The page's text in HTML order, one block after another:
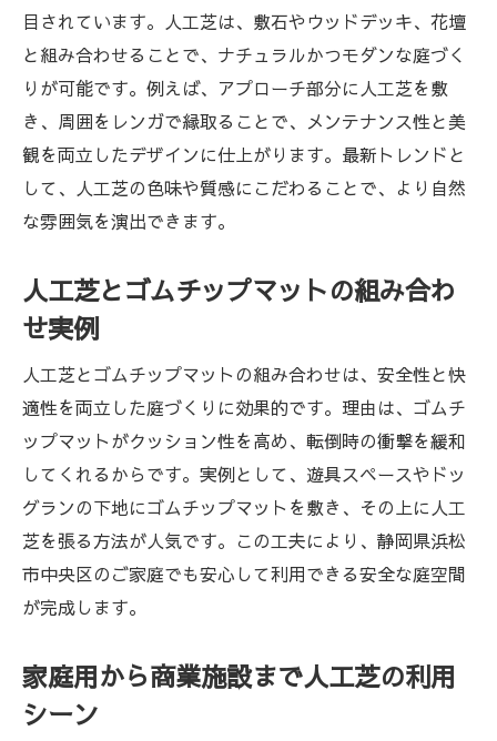
目されています。人工芝は、敷石やウッドデッキ、花壇
と組み合わせることで、ナチュラルかつモダンな庭づく
りが可能です。例えば、アプローチ部分に人工芝を敷
き、周囲をレンガで縁取ることで、メンテナンス性と美
観を両立したデザインに仕上がります。最新トレンドと
して、人工芝の色味や質感にこだわることで、より自然
な雰囲気を演出できます。
人工芝とゴムチップマットの組み合わ
せ実例
人工芝とゴムチップマットの組み合わせは、安全性と快
適性を両立した庭づくりに効果的です。理由は、ゴムチ
ップマットがクッション性を高め、転倒時の衝撃を緩和
してくれるからです。実例として、遊具スペースやドッ
グランの下地にゴムチップマットを敷き、その上に人工
芝を張る方法が人気です。この工夫により、静岡県浜松
市中央区のご家庭でも安心して利用できる安全な庭空間
が完成します。
家庭用から商業施設まで人工芝の利用
シーン